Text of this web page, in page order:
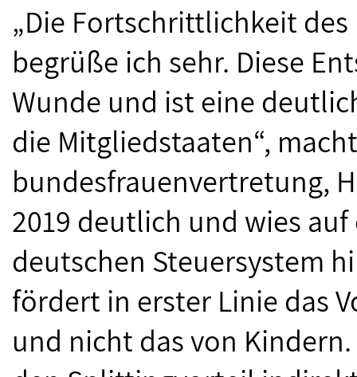
„Die Fortschrittlichkeit
begrüße ich sehr. Diese
Wunde und ist eine
die Mitgliedstaaten“,
bundesfrauenvertretung,
2019 deutlich und wies
deutschen Steuersystem
fördert in erster Linie das
und nicht das von